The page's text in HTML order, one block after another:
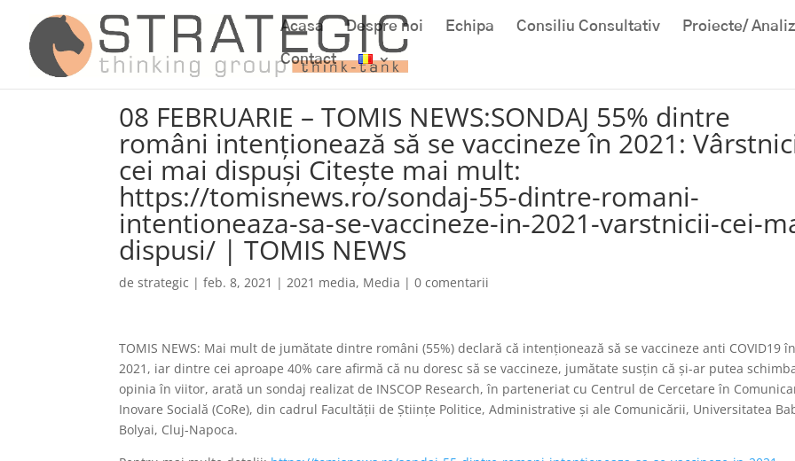
Acasa Despre noi Echipa Consiliu Consultativ Proiecte/
Contact
08 FEBRUARIE – TOMIS NEWS:SONDAJ 55% dintre
români intenţionează să se vaccineze în 2021:
cei mai dispuși Citește mai mult:
https://tomisnews.ro/sondaj-55-dintre-romani-
intentioneaza-sa-se-vaccineze-in-2021-varstnicii-cei-
dispusi/ | TOMIS NEWS
destrategic |feb. 8, 2021 |2021 media, Media |0 comentarii
TOMIS NEWS: Mai mult de jumătate dintre români (55%) declară că intenționează să se vaccineze anti COVID19
2021, iar dintre cei aproape 40% care afirmă că nu doresc să se vaccineze, jumătate susțin că și-ar putea
opinia în viitor, arată un sondaj realizat de INSCOP Research, în parteneriat cu Centrul de Cercetare în
Inovare Socială (CoRe), din cadrul Facultății de Științe Politice, Administrative și ale Comunicării, Universitatea
Bolyai, Cluj-Napoca.